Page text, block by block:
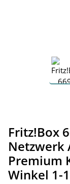
Fritz!Box
Netzwerk
Premium
Winkel 1-